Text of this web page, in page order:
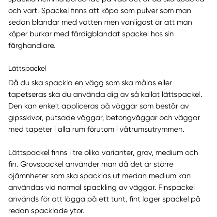
och vart. Spackel finns att köpa som pulver som man
sedan blandar med vatten men vanligast är att man
köper burkar med färdigblandat spackel hos sin
färghandlare.
Lättspackel
Då du ska spackla en vägg som ska målas eller
tapetseras ska du använda dig av så kallat lättspackel.
Den kan enkelt appliceras på väggar som består av
gipsskivor, putsade väggar, betongväggar och väggar
med tapeter i alla rum förutom i våtrumsutrymmen.
Lättspackel finns i tre olika varianter, grov, medium och
fin. Grovspackel använder man då det är större
ojämnheter som ska spacklas ut medan medium kan
användas vid normal spackling av väggar. Finspackel
används för att lägga på ett tunt, fint lager spackel på
redan spacklade ytor.